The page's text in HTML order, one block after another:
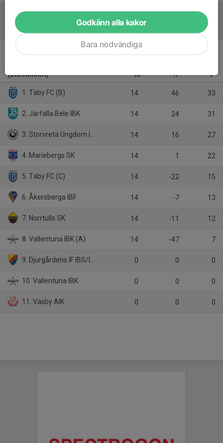
Tabell
(Stockholm)
M +/- P
1. Täby FC (B) 14 46 33
2. Järfälla Bele IBK 14 24 31
3. Storvreta Ungdom IBK 14 16 27
4. Mariebergs SK 14 1 22
5. Täby FC (C) 14 -22 15
6. Åkersberga IBF 14 -7 13
7. Norrtulls SK 14 -11 12
8. Vallentuna IBK (A) 14 -47 7
9. Djurgårdens IF IBS/IBF Offensiv Lidingö 0 0 0
10. Vallentuna IBK 0 0 0
11. Väsby AIK 0 0 0
Godkänn alla kakor
Bara nödvändiga